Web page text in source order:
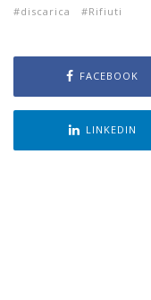
discarica Rifiuti
FACEBOOK
LINKEDIN